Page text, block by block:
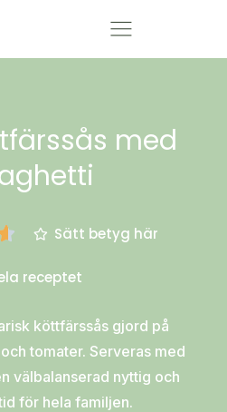
med
Sätt betyg här
receptet
köttfärssås gjord på
tomater. Serveras med
välbalanserad nyttig och
för hela familjen.